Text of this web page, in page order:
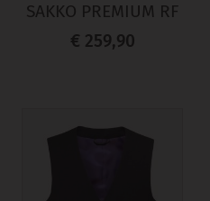
SAKKO PREMIUM RF
€ 259,90